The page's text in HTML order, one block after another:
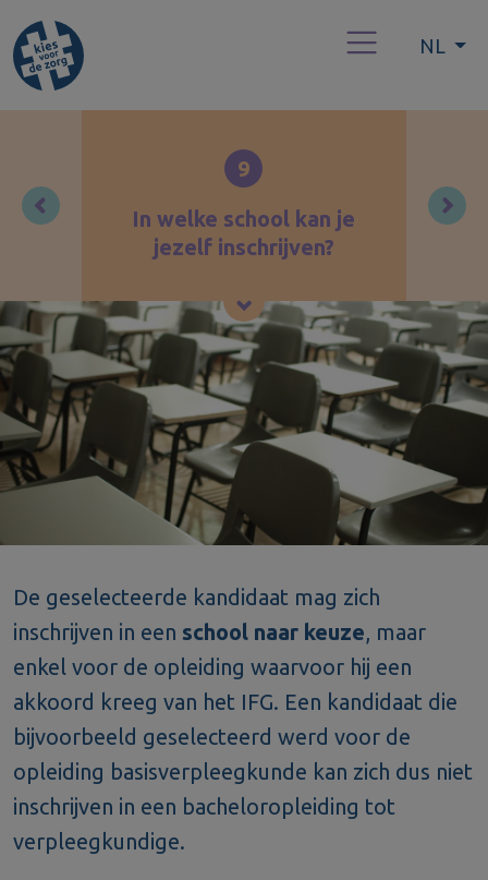
NL
9
In welke school kan je
jezelf inschrijven?
De geselecteerde kandidaat mag zich
inschrijven in een school naar keuze, maar
enkel voor de opleiding waarvoor hij een
akkoord kreeg van het IFG. Een kandidaat die
bijvoorbeeld geselecteerd werd voor de
opleiding basisverpleegkunde kan zich dus niet
inschrijven in een bacheloropleiding tot
verpleegkundige.